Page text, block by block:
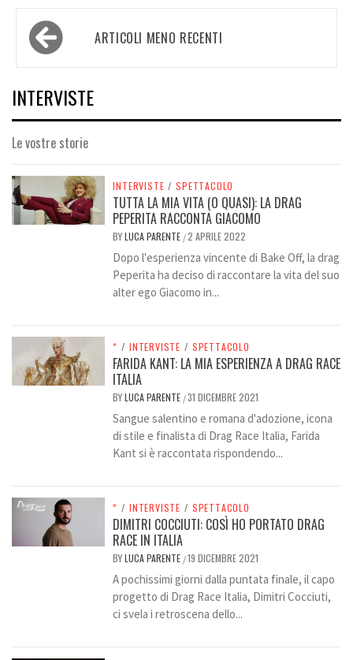
Navigazione
articoli ARTICOLI MENO RECENTI
INTERVISTE
Le vostre storie
INTERVISTE / SPETTACOLO
TUTTA LA MIA VITA (O QUASI): LA DRAG
PEPERITA RACCONTA GIACOMO
BYLUCA PARENTE /2 APRILE 2022
Dopo l'esperienza vincente di Bake Off, la drag
Peperita ha deciso di raccontare la vita del suo
alter ego Giacomo in...
* / INTERVISTE / SPETTACOLO
FARIDA KANT: LA MIA ESPERIENZA A DRAG RACE
ITALIA
BYLUCA PARENTE /31 DICEMBRE 2021
Sangue salentino e romana d'adozione, icona
di stile e finalista di Drag Race Italia, Farida
Kant si è raccontata rispondendo...
* / INTERVISTE / SPETTACOLO
DIMITRI COCCIUTI: COSÌ HO PORTATO DRAG
RACE IN ITALIA
BYLUCA PARENTE /19 DICEMBRE 2021
A pochissimi giorni dalla puntata finale, il capo
progetto di Drag Race Italia, Dimitri Cocciuti,
ci svela i retroscena dello...